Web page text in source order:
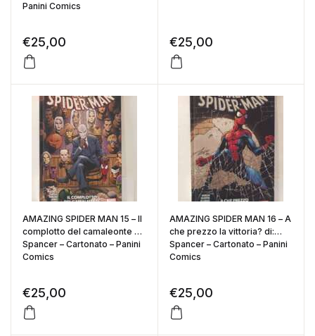
Panini Comics
€25,00 €25,00
AMAZING SPIDER MAN 15 – Il
complotto del camaleonte di:
Spancer – Cartonato – Panini
Comics
€25,00
AMAZING SPIDER MAN 16 – A
che prezzo la vittoria? di:
Spancer – Cartonato – Panini
Comics
€25,00